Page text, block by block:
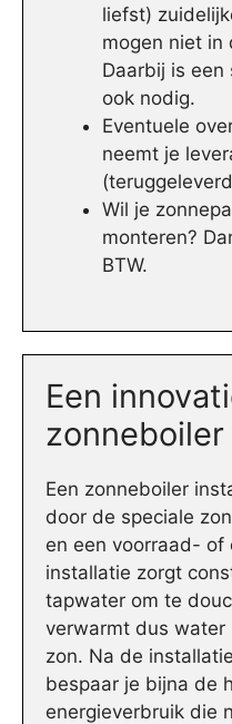
liefst)
mogen niet in
Daarbij is
ook nodig.
Eventuele
neemt je
Wil je
monteren?
BTW.
Een
zonneboiler
Een zonneboiler
door de speciale
en een voorraad- of
installatie zorgt
tapwater om te
verwarmt dus water
zon. Na de
bespaar je bijna de
energieverbruik die